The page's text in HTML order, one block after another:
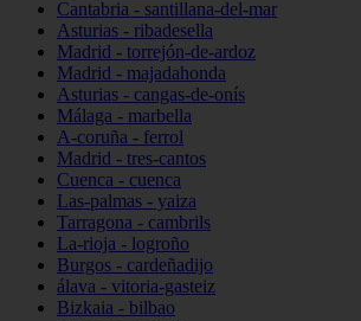
Cantabria - santillana-del-mar
Asturias - ribadesella
Madrid - torrejón-de-ardoz
Madrid - majadahonda
Asturias - cangas-de-onís
Málaga - marbella
A-coruña - ferrol
Madrid - tres-cantos
Cuenca - cuenca
Las-palmas - yaiza
Tarragona - cambrils
La-rioja - logroño
Burgos - cardeñadijo
álava - vitoria-gasteiz
Bizkaia - bilbao